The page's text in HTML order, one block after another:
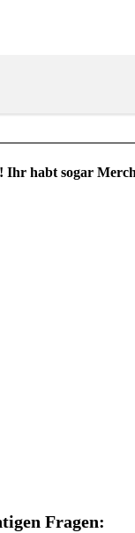
Ihr habt sogar
Fragen: